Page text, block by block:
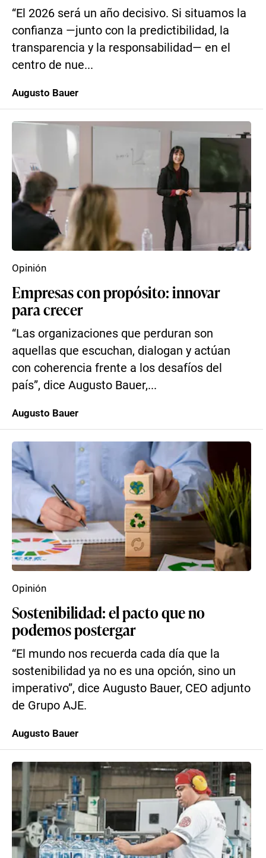
“El 2026 será un año decisivo. Si situamos la
confianza —junto con la predictibilidad, la
transparencia y la responsabilidad— en el
centro de nue...
Augusto Bauer
Empresas con propósito: innovar
para crecer
“Las organizaciones que perduran son
aquellas que escuchan, dialogan y actúan
con coherencia frente a los desafíos del
país”, dice Augusto Bauer,...
Opinión
Augusto Bauer
Sostenibilidad: el pacto que no
podemos postergar
“El mundo nos recuerda cada día que la
sostenibilidad ya no es una opción, sino un
imperativo”, dice Augusto Bauer, CEO adjunto
de Grupo AJE.
Opinión
Augusto Bauer